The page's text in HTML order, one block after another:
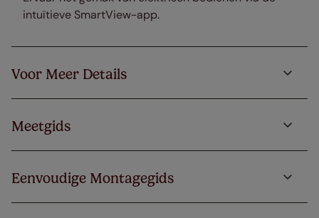
intuïtieve SmartView-app.
Voor Meer Details
Meetgids
Eenvoudige Montagegids